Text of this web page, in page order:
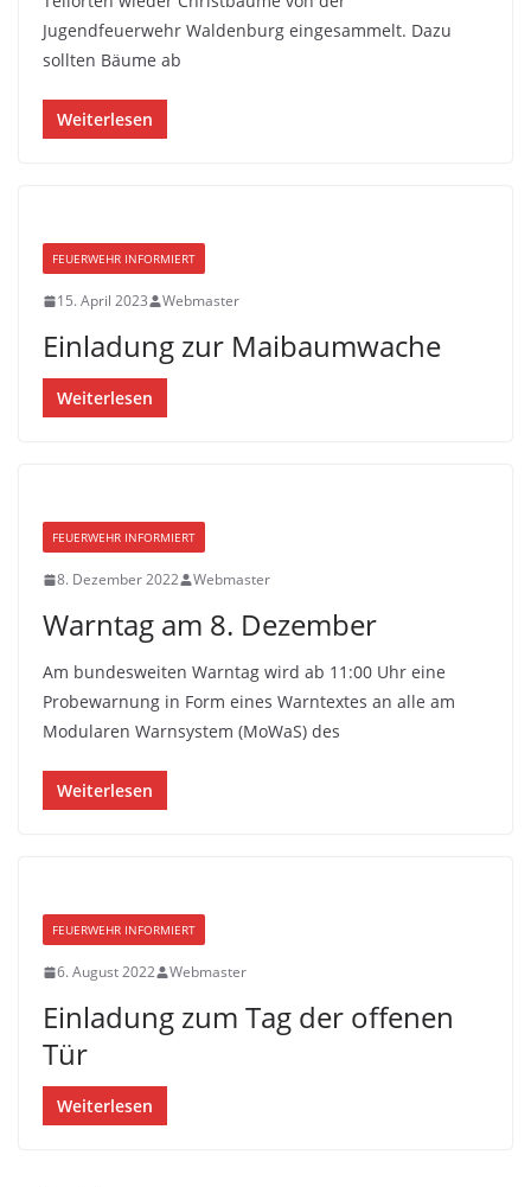
Jugendfeuerwehr Waldenburg eingesammelt. Dazu
sollten Bäume ab
Weiterlesen
FEUERWEHR INFORMIERT
15. April 2023 Webmaster
Einladung zur Maibaumwache
Weiterlesen
FEUERWEHR INFORMIERT
8. Dezember 2022 Webmaster
Warntag am 8. Dezember
Am bundesweiten Warntag wird ab 11:00 Uhr eine
Probewarnung in Form eines Warntextes an alle am
Modularen Warnsystem (MoWaS) des
Weiterlesen
FEUERWEHR INFORMIERT
6. August 2022 Webmaster
Einladung zum Tag der offenen
Tür
Weiterlesen